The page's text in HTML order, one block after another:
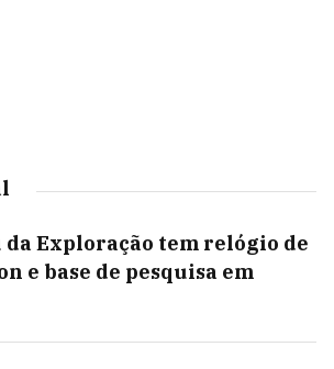
da Exploração tem relógio de
e base de pesquisa em